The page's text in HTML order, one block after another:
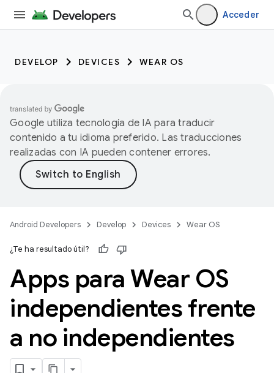
Acceder
DEVELOP DEVICES WEAR OS
Google utiliza tecnología de IA para traducir
contenido a tu idioma preferido. Las traducciones
realizadas con IA pueden contener errores.
Android Developers Develop Devices Wear OS
¿Te ha resultado útil?
Apps para Wear OS
independientes frente
a no independientes